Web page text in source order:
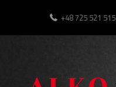
+48 725 521 515